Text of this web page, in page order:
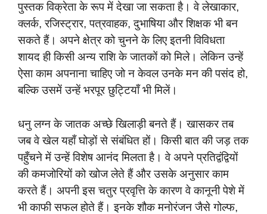
पुस्तक विक्रेता के रूप में देखा जा सकता है। वे लेखाकार,
क्लर्क, रजिस्ट्रार, पत्रवाहक, दुभाषिया और शिक्षक भी बन
सकते हैं। अपने क्षेत्र को चुनने के लिए इतनी विविधता
शायद ही किसी अन्य राशि के जातकों को मिले। लेकिन उन्हें
ऐसा काम अपनाना चाहिए जो न केवल उनके मन की पसंद हो,
बल्कि उसमें उन्हें भरपूर छुट्टियाँ भी मिलें।
धनु लग्न के जातक अच्छे खिलाड़ी बनते हैं। खासकर तब
जब वे खेल यहाँ घोड़ों से संबंधित हों। किसी बात की जड़ तक
पहुँचने में उन्हें विशेष आनंद मिलता है। वे अपने प्रतिद्वंद्वियों
की कमजोरियों को खोज लेते हैं और उसके अनुसार काम
करते हैं। अपनी इस चतुर प्रवृत्ति के कारण वे कानूनी पेशे में
भी काफी सफल होते हैं। इनके शौक मनोरंजन जैसे गोल्फ,